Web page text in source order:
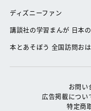
ディズニーファン
講談社の学習まんが 日本
本とあそぼう 全国訪問お
お問い
広告掲載につい
特定商